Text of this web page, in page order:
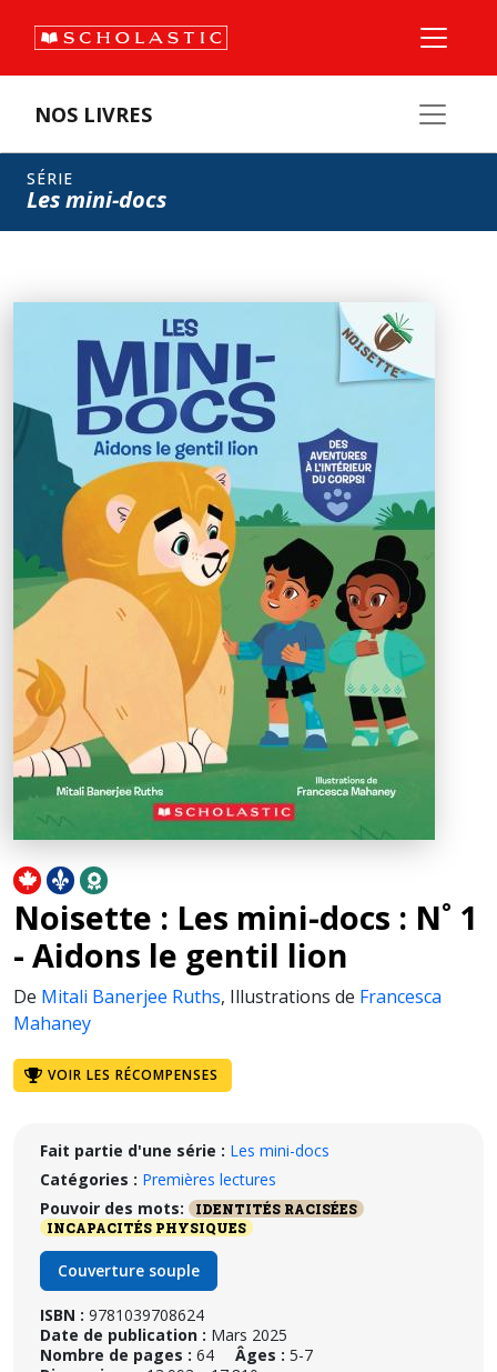
NOS LIVRES
SÉRIE
Les mini-docs
Noisette : Les mini-docs : N˚ 1
- Aidons le gentil lion
De Mitali Banerjee Ruths, Illustrations de Francesca
Mahaney
VOIR LES RÉCOMPENSES
Fait partie d'une série : Les mini-docs
Catégories : Premières lectures
Pouvoir des mots:
IDENTITÉS RACISÉES
INCAPACITÉS PHYSIQUES
Couverture souple
ISBN : 9781039708624
Date de publication : Mars 2025
Nombre de pages : 64 Âges : 5-7